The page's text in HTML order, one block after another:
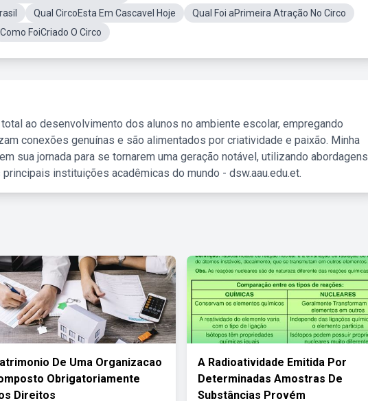
Qual CircoEsta Em Cascavel Hoje
Qual Foi aPrimeira Atração No Circo
Como FoiCriado O Circo
ao desenvolvimento dos alunos no ambiente escolar, empregando
conexões genuínas e são alimentados por criatividade e paixão. Minha
sua jornada para se tornarem uma geração notável, utilizando abordagens
instituições acadêmicas do mundo - dsw.aau.edu.et.
De Uma Organizacao
Obrigatoriamente
Direitos
A Radioatividade Emitida Por
Determinadas Amostras De
Substâncias Provém